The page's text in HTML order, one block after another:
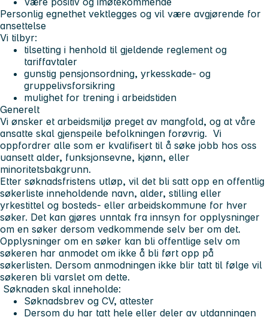
Personlig egnethet vektlegges og vil være avgjørende for
ansettelse
Vi tilbyr:
tilsetting i henhold til gjeldende reglement og
tariffavtaler
gunstig pensjonsordning, yrkesskade- og
gruppelivsforsikring
mulighet for trening i arbeidstiden
Generelt
Vi ønsker et arbeidsmiljø preget av mangfold, og at våre
ansatte skal gjenspeile befolkningen forøvrig. Vi
oppfordrer alle som er kvalifisert til å søke jobb hos oss
uansett alder, funksjonsevne, kjønn, eller
minoritetsbakgrunn.
Etter søknadsfristens utløp, vil det bli satt opp en offentlig
søkerliste inneholdende navn, alder, stilling eller
yrkestittel og bosteds- eller arbeidskommune for hver
søker. Det kan gjøres unntak fra innsyn for opplysninger
om en søker dersom vedkommende selv ber om det.
Opplysninger om en søker kan bli offentlige selv om
søkeren har anmodet om ikke å bli ført opp på
søkerlisten. Dersom anmodningen ikke blir tatt til følge vil
søkeren bli varslet om dette.
Søknaden skal inneholde:
Søknadsbrev og CV, attester
Dersom du har tatt hele eller deler av utdanningen